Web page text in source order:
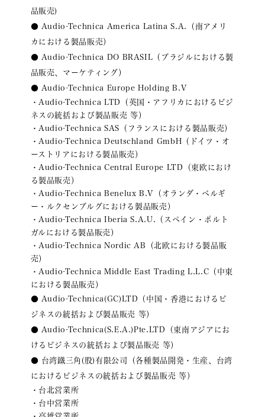
品販売)
● Audio-Technica America Latina S.A.（南アメリ
カにおける製品販売）
● Audio-Technica DO BRASIL（ブラジルにおける製
品販売、マーケティング）
● Audio-Technica Europe Holding B.V
・Audio-Technica LTD（英国・アフリカにおけるビジ
ネスの統括および製品販売 等）
・Audio-Technica SAS（フランスにおける製品販売）
・Audio-Technica Deutschland GmbH（ドイツ・オ
ーストリアにおける製品販売）
・Audio-Technica Central Europe LTD（東欧におけ
る製品販売）
・Audio-Technica Benelux B.V（オランダ・ベルギ
ー・ルクセンブルグにおける製品販売）
・Audio-Technica Iberia S.A.U.（スペイン・ポルト
ガルにおける製品販売）
・Audio-Technica Nordic AB（北欧における製品販
売）
・Audio-Technica Middle East Trading L.L.C（中東
における製品販売）
● Audio-Technica(GC)LTD（中国・香港におけるビ
ジネスの統括および製品販売 等）
● Audio-Technica(S.E.A.)Pte.LTD（東南アジアにお
けるビジネスの統括および製品販売 等）
● 台湾鐵三角(股)有限公司（各種製品開発・生産、台湾
におけるビジネスの統括および製品販売 等）
・台北営業所
・台中営業所